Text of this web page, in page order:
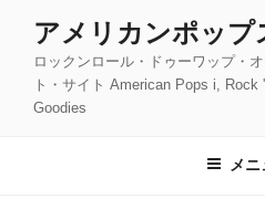
アメリカンポッ
ロックンロール・ドゥーワップ・
ト・サイト American Pops i,
Goodies
メ